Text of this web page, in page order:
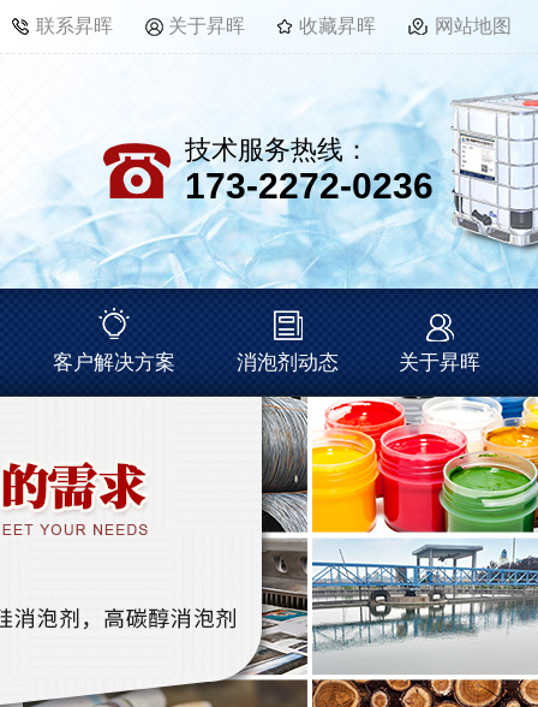
联系昇晖 关于昇晖 收藏昇晖 网站地图
技术服务热线：
173-2272-0236
客户解决方案 消泡剂动态 关于昇晖